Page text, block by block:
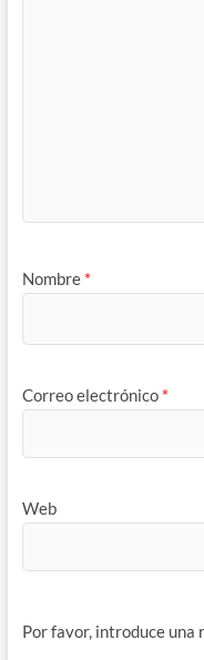
Nombre *
Correo electrónico *
Web
Por favor, introduce una